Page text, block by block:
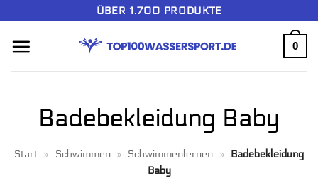
springen
ÜBER 1.700 PRODUKTE
0
Badebekleidung Baby
Start » Schwimmen » Schwimmenlernen » Badebekleidung
Baby